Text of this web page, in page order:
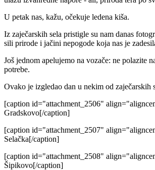
U petak nas, kažu, očekuje ledena kiša.
Iz zaječarskih sela pristigle su nam danas
sili prirode i jačini nepogode koja nas je
Još jednom apelujemo na vozače: ne polazite
potrebe.
Ovako je izgledao dan u nekim od zaječarskih
[caption id="attachment_2506"
Gradskovo[/caption]
[caption id="attachment_2507"
Selačka[/caption]
[caption id="attachment_2508"
Šipikovo[/caption]